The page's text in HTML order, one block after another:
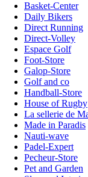
Basket-Center
Daily Bikers
Direct Running
Direct-Volley
Espace Golf
Foot-Store
Galop-Store
Golf and co
Handball-Store
House of Rugby
La sellerie de
Made in Paradis
Nauti-wave
Padel-Expert
Pecheur-Store
Pet and Garden